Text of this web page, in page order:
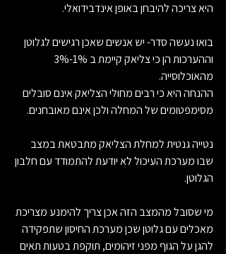
היא צריכה להיבחן באופן אינדבידואלי.
בואו נעשה סדר- יש אנשים שאכן רגישים לגלוטן
מהאוכלוסייה.
ההנחה היא כי רבים מחולי הצליאק אינם סובלים
מסימפטומים של המחלה ולכן אינם מאובחנים.
נטייה גנטית למחלת הצליאק מתבטאת במצב
שבו מערכת העיכול לא יודעת להתמודד עם חלבון
הגלוטן.
מי שסובל מהמצב הזה אכן צריך להימנע מצריכת
מאכלים עם גלוטן שכן מערכת החיסון שתפקידה
להגן על הגוף מפני זיהומים, תוקפת בטעות תאים